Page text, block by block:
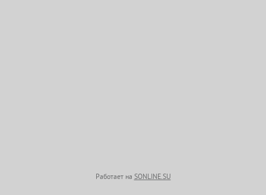
Работает на SONLINE.SU